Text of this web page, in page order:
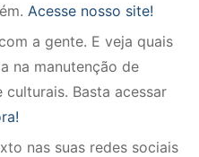
Acesse nosso site!
a gente. E veja quais
na manutenção de
culturais. Basta acessar
nas suas redes sociais